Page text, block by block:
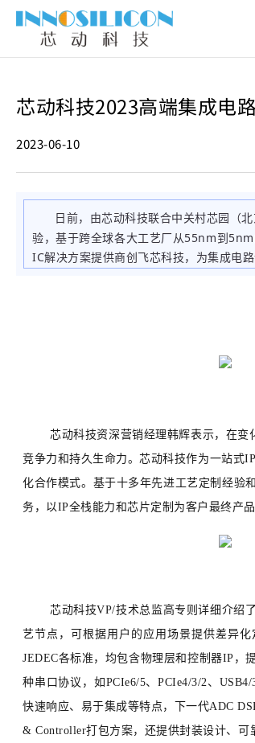
芯动科技2023高端集成电
2023-06-10
日前，由芯动科技联合中关村芯园（
验，基于跨全球各大工艺厂从55nm到
IC解决方案提供商创飞芯科技，为集成电
芯动科技资深营销经理韩辉表示，在
竞争力和持久生命力。芯动科技作为一站式
化合作模式。基于十多年先进工艺定制经验
务，以IP全栈能力和芯片定制为客户最终产
芯动科技VP/技术总监高专则详细介绍
艺节点，可根据用户的应用场景提供差异
JEDEC各标准，均包含物理层和控制器IP，
种串口协议，如PCIe6/5、PCIe4/3/2、
快速响应、易于集成等特点，下一代ADC
& Controller打包方案，还提供封装设计、